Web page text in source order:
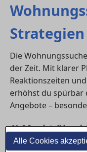
Alle Cookies
Die
der Zeit. Mit klarer
Reaktionszeiten
erhöhst du spürbar
Angebote –
1) Markt
Verschaffe dir